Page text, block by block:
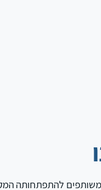
משותפים להתפתחותה